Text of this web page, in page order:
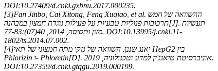
DOI:10.27409/d.cnki.gxbnu.2017.000235.
[3]Fan Jinbo, Cai Xitong, Feng Xuqiao, et al. ההשוואה של חמש
תרכובות פנוליות טבעיות על פעילות נוגדת חמצון במבחנה[J]. תעשיות
מזון ותסיסה, 2014, 40(07):77-83. DOI:10.13995/j.cnki.11-
1802/ts.2014.07.002.
[4]יאנג שננן. השוואה של נזקי מתח חמצוני של תאי HepG2 בין
Phlorizin ו- Phloretin[D]. אוניברסיטת טיאנג'ין למדע וטכנולוגיה, 2019.
DOI:10.27359/d.cnki.gtqgu.2019.000199.